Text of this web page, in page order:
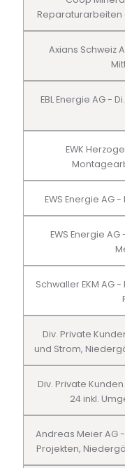
Reparaturarbeiten
Axians Schweiz
EBL Energie AG -
EWK
EWS Energie AG
EWS Energie
Schwaller EKM AG
Div. Private
und Strom,
Div. Private
24 inkl.
Andreas Meier AG -
Projekten,